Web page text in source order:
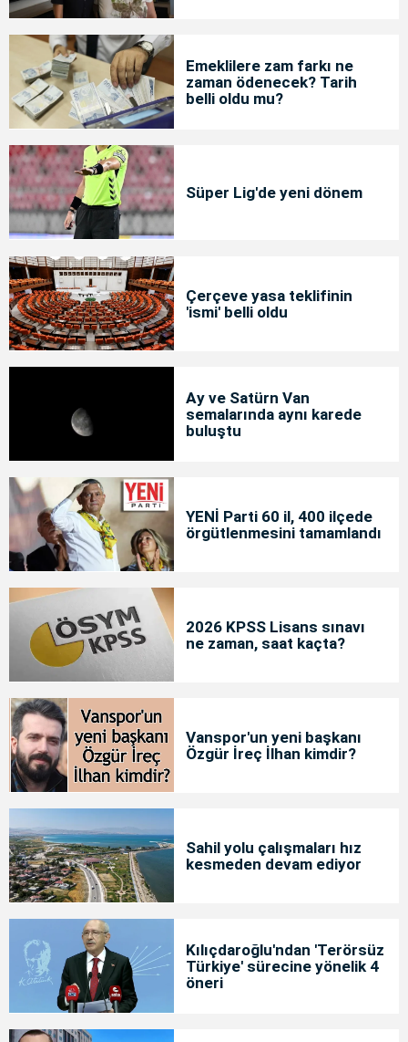
Emeklilere zam farkı ne
zaman ödenecek? Tarih
belli oldu mu?
Süper Lig'de yeni dönem
Çerçeve yasa teklifinin
'ismi' belli oldu
Ay ve Satürn Van
semalarında aynı karede
buluştu
YENİ Parti 60 il, 400 ilçede
örgütlenmesini tamamlandı
2026 KPSS Lisans sınavı
ne zaman, saat kaçta?
Vanspor'un yeni başkanı
Özgür İreç İlhan kimdir?
Sahil yolu çalışmaları hız
kesmeden devam ediyor
Kılıçdaroğlu'ndan 'Terörsüz
Türkiye' sürecine yönelik 4
öneri